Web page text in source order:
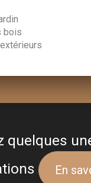
bois
quelques
En